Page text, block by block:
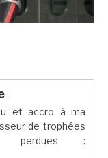
et accro à ma
de trophées
perdues :